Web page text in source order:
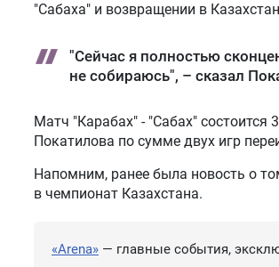
"Сабаха" и возвращении в
"Сейчас я полностью
не собираюсь", – сказал
Матч "Карабах" - "Сабах"
Покатилова по сумме двух игр
Напомним, ранее была новость о
в чемпионат Казахстана.
«Arena» — главные события,